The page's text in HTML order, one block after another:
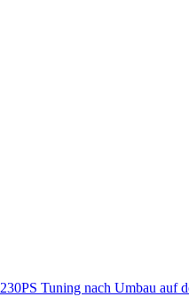
Tuning nach Umbau auf